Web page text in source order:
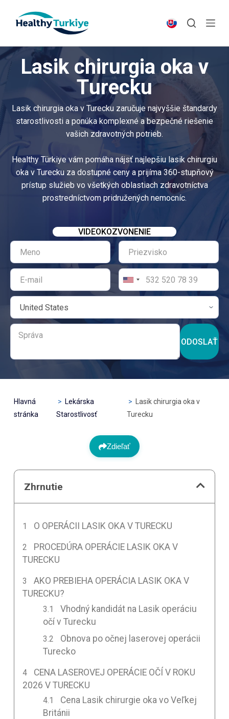
p
n
t
Lasik chirurgia oka v
Turecku
Lasik chirurgia oka v Turecku zaručuje najvyššie štandardy
starostlivosti a ponúka komplexné a bezpečné riešenie
vašich zdravotných potrieb.
Healthy Türkiye vám pomáha nájsť najlepšiu lasik chirurgiu
oka v Turecku za dostupné ceny a prijíma 360-stupňový
prístup služieb vo všetkých oblastiach zdravotníctva
prostredníctvom pridružených nemocníc.
VIDEOKOZVONENIE
ODOSLAŤ
Hlavná
stránka
Lekárska
Starostlivosť
Lasik chirurgia oka v
Turecku
Zdieľať
Zhrnutie
O OPERÁCII LASIK OKA V TURECKU
PROCEDÚRA OPERÁCIE LASIK OKA V
TURECKU
AKO PREBIEHA OPERÁCIA LASIK OKA V
TURECKU?
Vhodný kandidát na Lasik operáciu
očí v Turecku
Obnova po očnej laserovej operácii
Turecko
CENA LASEROVEJ OPERÁCIE OČÍ V ROKU
2026 V TURECKU
Cena Lasik chirurgie oka vo Veľkej
Británii